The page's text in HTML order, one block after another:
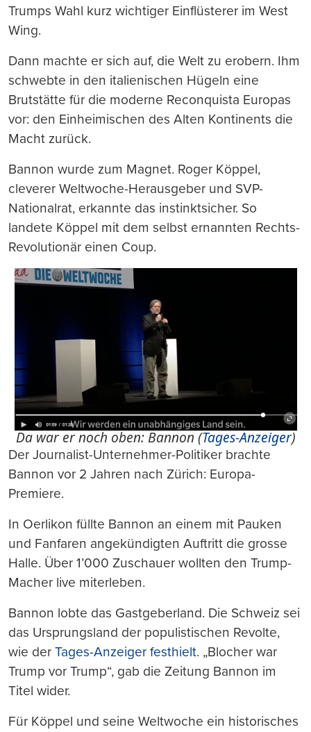
Trumps Wahl kurz wichtiger Einflüsterer im West
Wing.
Dann machte er sich auf, die Welt zu erobern. Ihm
schwebte in den italienischen Hügeln eine
Brutstätte für die moderne Reconquista Europas
vor: den Einheimischen des Alten Kontinents die
Macht zurück.
Bannon wurde zum Magnet. Roger Köppel,
cleverer Weltwoche-Herausgeber und SVP-
Nationalrat, erkannte das instinktsicher. So
landete Köppel mit dem selbst ernannten Rechts-
Revolutionär einen Coup.
Da war er noch oben: Bannon (Tages-Anzeiger)
Der Journalist-Unternehmer-Politiker brachte
Bannon vor 2 Jahren nach Zürich: Europa-
Premiere.
In Oerlikon füllte Bannon an einem mit Pauken
und Fanfaren angekündigten Auftritt die grosse
Halle. Über 1’000 Zuschauer wollten den Trump-
Macher live miterleben.
Bannon lobte das Gastgeberland. Die Schweiz sei
das Ursprungsland der populistischen Revolte,
wie der Tages-Anzeiger festhielt. „Blocher war
Trump vor Trump“, gab die Zeitung Bannon im
Titel wider.
Für Köppel und seine Weltwoche ein historisches